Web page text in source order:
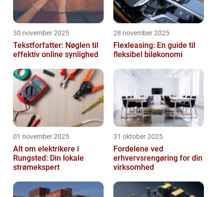
30 november 2025
Tekstforfatter: Nøglen til
effektiv online synlighed
28 november 2025
Flexleasing: En guide til
fleksibel biløkonomi
01 november 2025
Alt om elektrikere i
Rungsted: Din lokale
strømekspert
31 oktober 2025
Fordelene ved
erhvervsrengøring for din
virksomhed